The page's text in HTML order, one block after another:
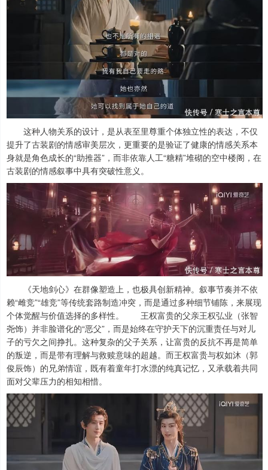
这种人物关系的设计，是从表至里尊重个体独立性的表达，不仅
提升了古装剧的情感审美层次，更重要的是验证了健康的情感关系本
身就是角色成长的“助推器”，而非依靠人工“糖精”堆砌的空中楼阁，在
古装剧的情感叙事中具有突破性意义。
《天地剑心》在群像塑造上，也极具创新精神。叙事节奏并不依
赖“雌竞”“雄竞”等传统套路制造冲突，而是通过多种细节铺陈，来展现
个体觉醒与价值选择的多样性。 王权富贵的父亲王权弘业（张智
尧饰）并非脸谱化的“恶父”，而是始终在守护天下的沉重责任与对儿
子的亏欠之间挣扎。这种复杂的父子关系，让富贵的反抗不再是简单
的叛逆，而是带有理解与救赎意味的超越。而王权富贵与权如沐（郭
俊辰饰）的兄弟情谊，既有着童年打水漂的纯真记忆，又承载着共同
面对父辈压力的相知相惜。